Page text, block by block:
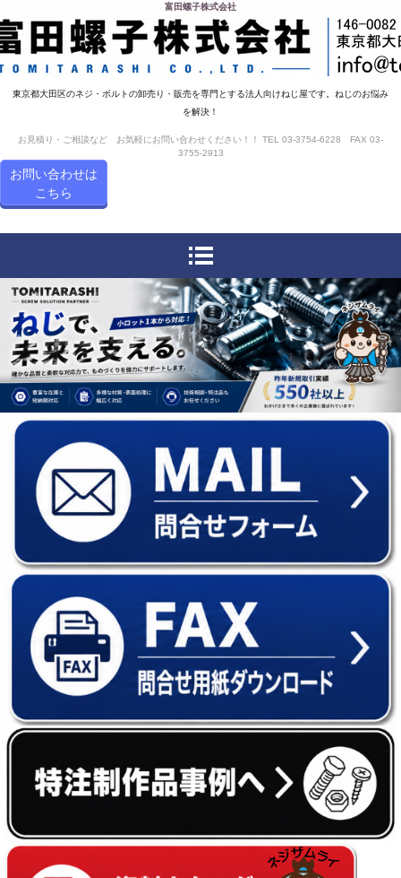
富田螺子株式会社
東京都大田区のネジ・ボルトの卸売り・販売を専門とする法人向けねじ屋です。ねじのお悩み
を解決！
お見積り・ご相談など お気軽にお問い合わせください！！ TEL 03-3754-6228 FAX 03-
3755-2913
お問い合わせは
こちら